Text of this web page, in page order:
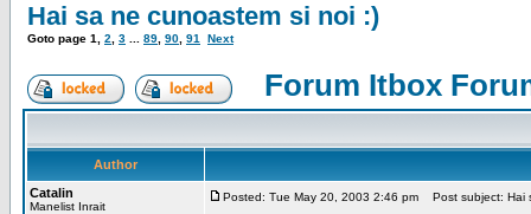
Hai sa ne cunoastem si noi :)
Goto page 1 2 3 89 90 91 Next
Forum Itbox
Author
Catalin
Manelist Inrait
Posted: Tue May 20, 2003 2:46 pm Post subject: Hai